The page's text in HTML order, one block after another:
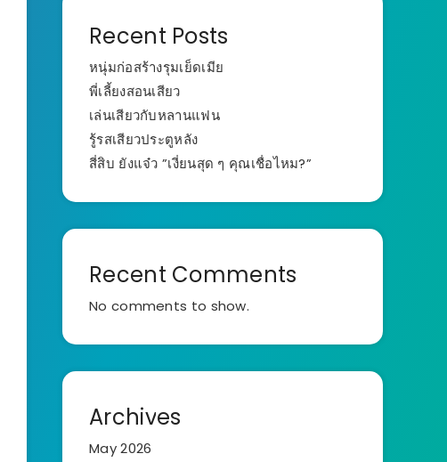
Recent Posts
หนุ่มก่อสร้างรุมเย็ดเมีย
พี่เลี้ยงสอนเสียว
เล่นเสียวกับหลานแฟน
รู้รสเสียวประตูหลัง
สี่สิบ ยังแจ๋ว ”เงี่ยนสุด ๆ คุณเชื่อไหม?”
Recent Comments
No comments to show.
Archives
May 2026